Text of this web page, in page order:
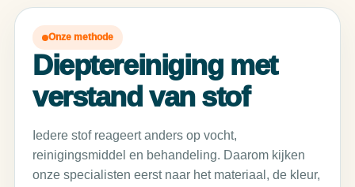
Onze methode
Dieptereiniging met
verstand van stof
Iedere stof reageert anders op vocht,
reinigingsmiddel en behandeling. Daarom kijken
onze specialisten eerst naar het materiaal, de kleur,